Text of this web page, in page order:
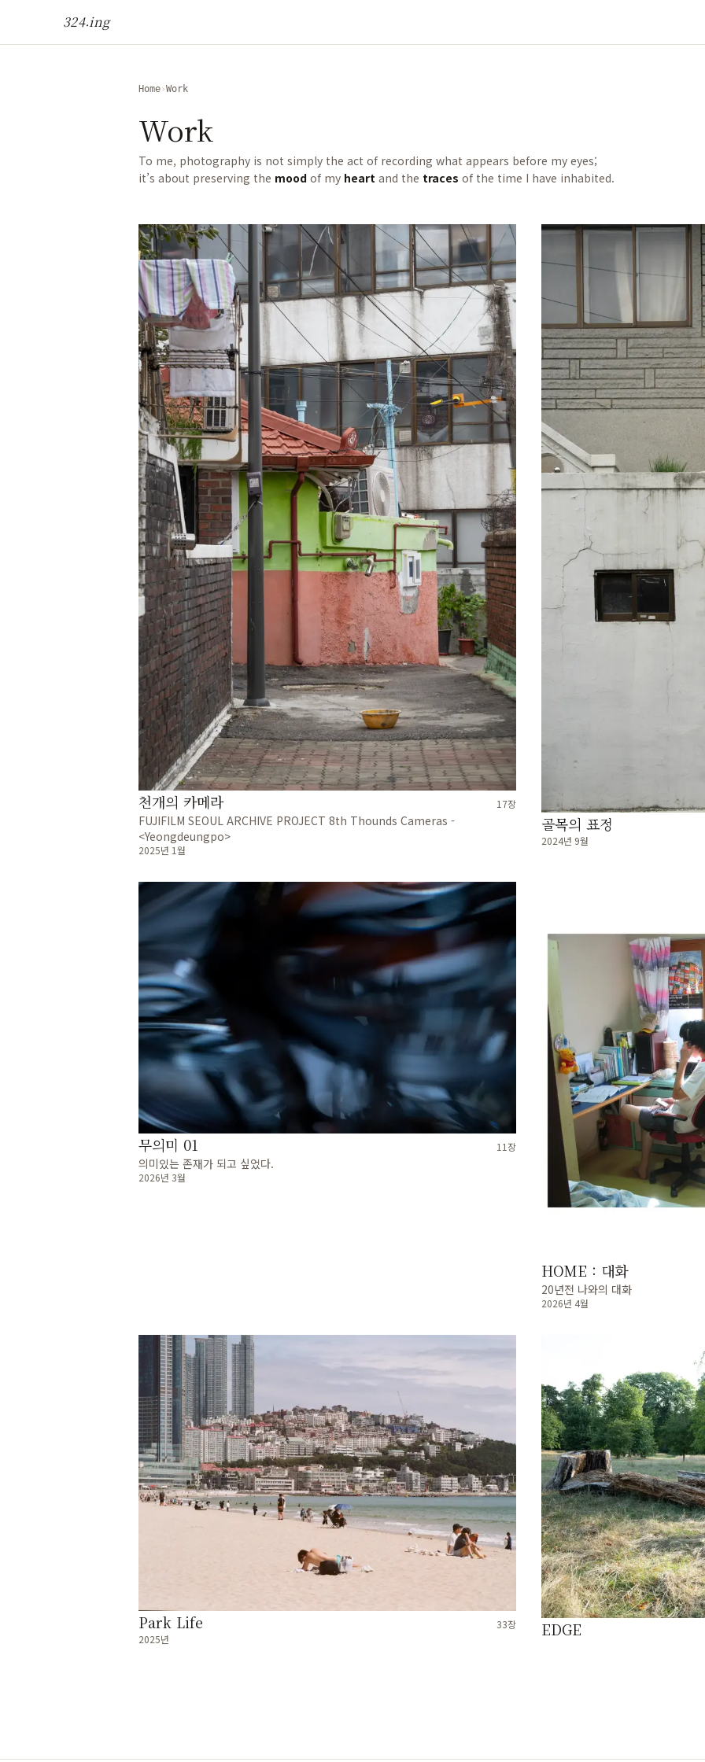
324.ing
Home›Work
Work
To me, photography is not simply the act of recording what appears before my eyes;
it’s about preserving the mood of my heart and the traces of the time I have inhabited.
천개의 카메라 17장
FUJIFILM SEOUL ARCHIVE PROJECT 8th Thounds Cameras -
<Yeongdeungpo>
2025년 1월
골목의 표정
2024년 9월
무의미 01 11 장
의미있는 존재가 되고 싶었다.
2026년 3월
HOME : 대화
20년전 나와의 대화
2026년 4월
Park Life 33장
2025년
EDGE